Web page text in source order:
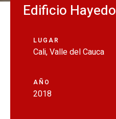
Edificio Hayedo
LUGAR
Cali, Valle del Cauca
AÑO
2018